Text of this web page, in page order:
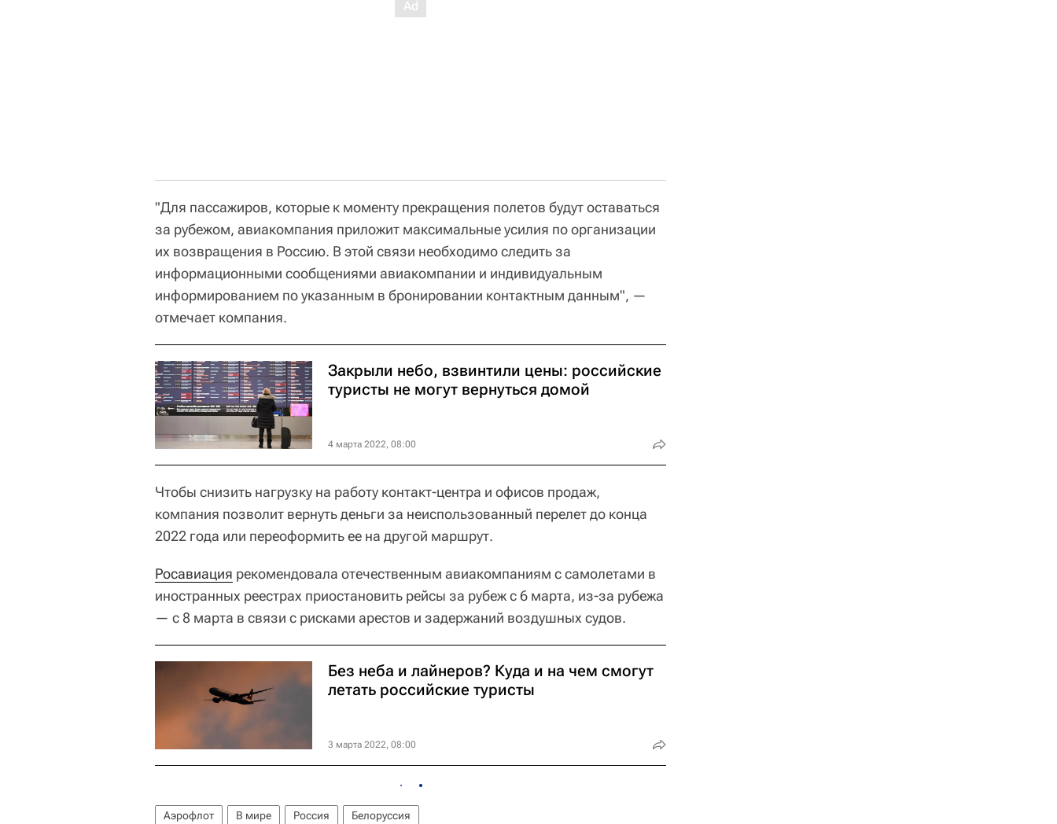
"Для пассажиров, которые к моменту прекращения полетов будут оставаться
за рубежом, авиакомпания приложит максимальные усилия по организации
их возвращения в Россию. В этой связи необходимо следить за
информационными сообщениями авиакомпании и индивидуальным
информированием по указанным в бронировании контактным данным", —
отмечает компания.
Закрыли небо, взвинтили цены: российские
туристы не могут вернуться домой
4 марта 2022, 08:00
Чтобы снизить нагрузку на работу контакт-центра и офисов продаж,
компания позволит вернуть деньги за неиспользованный перелет до конца
2022 года или переоформить ее на другой маршрут.
Росавиация рекомендовала отечественным авиакомпаниям с самолетами в
иностранных реестрах приостановить рейсы за рубеж с 6 марта, из-за рубежа
— с 8 марта в связи с рисками арестов и задержаний воздушных судов.
Без неба и лайнеров? Куда и на чем смогут
летать российские туристы
3 марта 2022, 08:00
Аэрофлот В мире Россия Белоруссия